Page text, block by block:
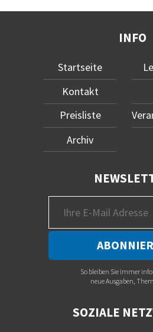
INFO
Startseite
Kontakt
Preisliste
Archiv
So bleiben Sie immer
neue Ausgaben,
SOZIALE